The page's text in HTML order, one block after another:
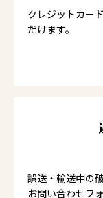
クレジットカー
だけます。
誤送・輸送中の
お問い合わせフ